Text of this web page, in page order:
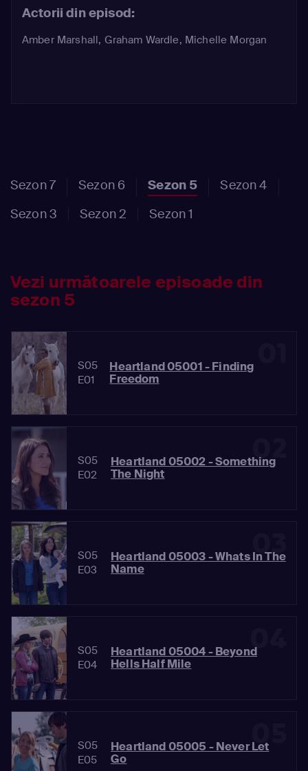
Actorii din episod:
Amber Marshall, Graham Wardle, Michelle Morgan
Sezon 7 Sezon 6 Sezon 5
Sezon 4
Sezon 3
Sezon 2 Sezon 1
Vezi următoarele episoade din
sezon 5
S05
E01
Heartland 05001 - Finding
Freedom
02
S05
E02
Heartland 05002 - Something
The Night
03
S05
E03
Heartland 05003 - Whats In The
Name
04
S05
E04
Heartland 05004 - Beyond
Hells Half Mile
05
S05
E05
Heartland 05005 - Never Let
Go